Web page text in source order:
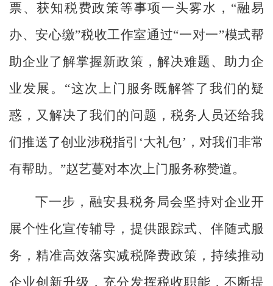
票、获知税费政策等事项一头雾水，“融易
办、安心缴”税收工作室通过“一对一”模式帮
助企业了解掌握新政策，解决难题、助力企
业发展。“这次上门服务既解答了我们的疑
惑，又解决了我们的问题，税务人员还给我
们推送了创业涉税指引‘大礼包’，对我们非常
有帮助。”赵艺蔓对本次上门服务称赞道。
下一步，融安县税务局会坚持对企业开
展个性化宣传辅导，提供跟踪式、伴随式服
务，精准高效落实减税降费政策，持续推动
企业创新升级，充分发挥税收职能，不断提